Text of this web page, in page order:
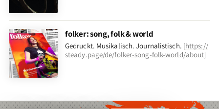
folker: song, folk & world
Gedruckt. Musikalisch. Journalistisch. [https://
steady.page/de/folker-song-folk-world/about]